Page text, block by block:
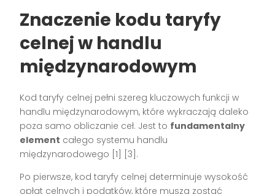
Znaczenie kodu taryfy
celnej w handlu
międzynarodowym
Kod taryfy celnej pełni szereg kluczowych funkcji w
handlu międzynarodowym, które wykraczają daleko
poza samo obliczanie ceł. Jest to fundamentalny
element całego systemu handlu
międzynarodowego [1] [3].
Po pierwsze, kod taryfy celnej determinuje wysokość
opłat celnych i podatków, które muszą zostać